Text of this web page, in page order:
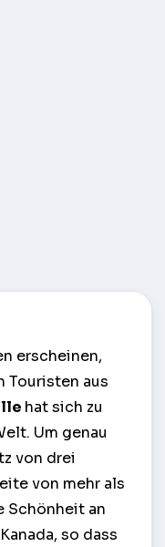
erscheinen,
Touristen aus
hat sich zu
Um genau
von drei
von mehr als
Schönheit an
so dass